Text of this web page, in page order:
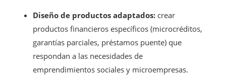
Diseño de productos adaptados: crear
productos financieros específicos (microcréditos,
garantías parciales, préstamos puente) que
respondan a las necesidades de
emprendimientos sociales y microempresas.